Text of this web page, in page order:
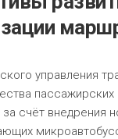
управления
счёт внедрения